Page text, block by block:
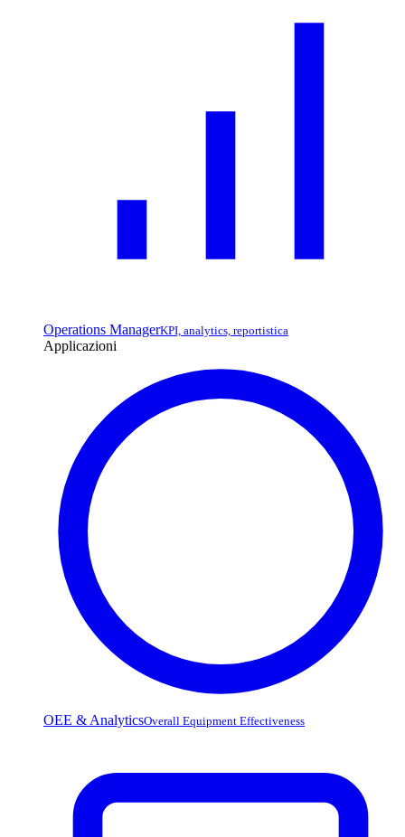
Operations ManagerKPI, analytics, reportistica
Applicazioni
OEE & AnalyticsOverall Equipment Effectiveness